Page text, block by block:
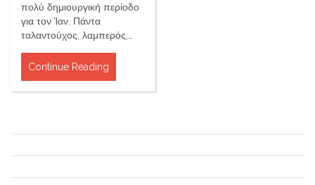
πολύ δημιουργική περίοδο
για τον Ίαν. Πάντα
ταλαντούχος, λαμπερός,…
Continue Reading